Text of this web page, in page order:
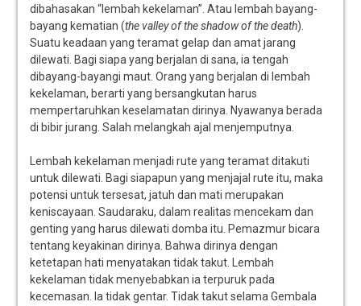
dibahasakan “lembah kekelaman”. Atau lembah bayang-
bayang kematian (the valley of the shadow of the death).
Suatu keadaan yang teramat gelap dan amat jarang
dilewati. Bagi siapa yang berjalan di sana, ia tengah
dibayang-bayangi maut. Orang yang berjalan di lembah
kekelaman, berarti yang bersangkutan harus
mempertaruhkan keselamatan dirinya. Nyawanya berada
di bibir jurang. Salah melangkah ajal menjemputnya.
Lembah kekelaman menjadi rute yang teramat ditakuti
untuk dilewati. Bagi siapapun yang menjajal rute itu, maka
potensi untuk tersesat, jatuh dan mati merupakan
keniscayaan. Saudaraku, dalam realitas mencekam dan
genting yang harus dilewati domba itu. Pemazmur bicara
tentang keyakinan dirinya. Bahwa dirinya dengan
ketetapan hati menyatakan tidak takut. Lembah
kekelaman tidak menyebabkan ia terpuruk pada
kecemasan. Ia tidak gentar. Tidak takut selama Gembala